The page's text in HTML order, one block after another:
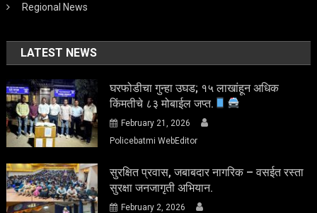
Regional News
LATEST NEWS
घरफोडीचा गुन्हा उघड; १५ लाखांहून अधिक
किंमतीचे ८३ मोबाईल जप्त.
February 21, 2026
Policebatmi WebEditor
सुरक्षित प्रवास, जबाबदार नागरिक – वसईत रस्ता
सुरक्षा जनजागृती अभियान.
February 2, 2026